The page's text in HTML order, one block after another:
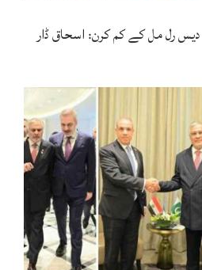
رل مل کے کم کرن: اسحاق ڈار